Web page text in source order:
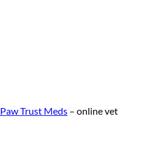
Paw Trust Meds – online vet